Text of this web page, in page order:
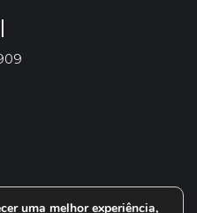
uma melhor experiência,